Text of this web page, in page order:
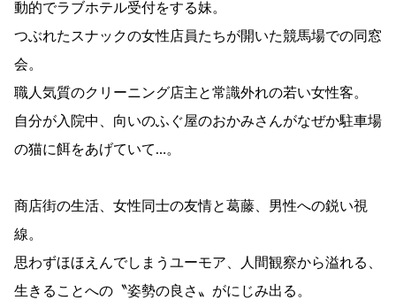
動的でラブホテル受付をする妹。
つぶれたスナックの女性店員たちが開いた競馬場での同窓
会。
職人気質のクリーニング店主と常識外れの若い女性客。
自分が入院中、向いのふぐ屋のおかみさんがなぜか駐車場
の猫に餌をあげていて…。
商店街の生活、女性同士の友情と葛藤、男性への鋭い視
線。
思わずほほえんでしまうユーモア、人間観察から溢れる、
生きることへの〝姿勢の良さ〟がにじみ出る。